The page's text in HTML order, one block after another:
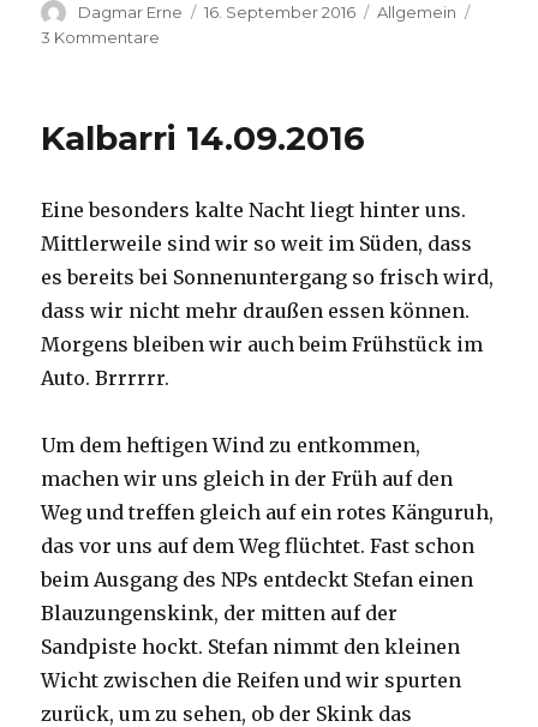
Autor
Dagmar Erne
Veröffentlicht
16. September 2016 Kategorien
Allgemein
3 Kommentare
Kalbarri 14.09.2016
Eine besonders kalte Nacht liegt hinter uns.
Mittlerweile sind wir so weit im Süden, dass
es bereits bei Sonnenuntergang so frisch wird,
dass wir nicht mehr draußen essen können.
Morgens bleiben wir auch beim Frühstück im
Auto. Brrrrrr.
Um dem heftigen Wind zu entkommen,
machen wir uns gleich in der Früh auf den
Weg und treffen gleich auf ein rotes Känguruh,
das vor uns auf dem Weg flüchtet. Fast schon
beim Ausgang des NPs entdeckt Stefan einen
Blauzungenskink, der mitten auf der
Sandpiste hockt. Stefan nimmt den kleinen
Wicht zwischen die Reifen und wir spurten
zurück, um zu sehen, ob der Skink das